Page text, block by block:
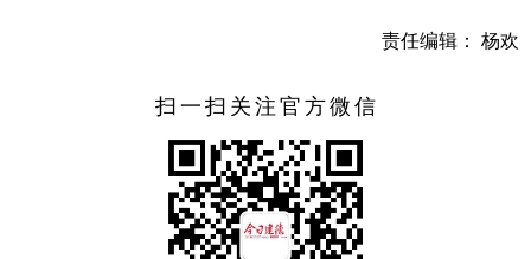
责任编辑： 杨欢
扫一扫关注官方微信